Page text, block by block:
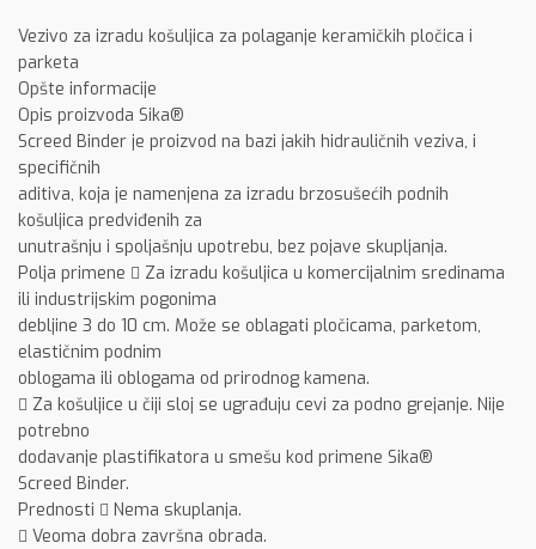
Vezivo za izradu košuljica za polaganje keramičkih pločica i
parketa
Opšte informacije
Opis proizvoda Sika®
Screed Binder je proizvod na bazi jakih hidrauličnih veziva, i
specifičnih
aditiva, koja je namenjena za izradu brzosušećih podnih
košuljica predviđenih za
unutrašnju i spoljašnju upotrebu, bez pojave skupljanja.
Polja primene  Za izradu košuljica u komercijalnim sredinama
ili industrijskim pogonima
debljine 3 do 10 cm. Može se oblagati pločicama, parketom,
elastičnim podnim
oblogama ili oblogama od prirodnog kamena.
 Za košuljice u čiji sloj se ugrađuju cevi za podno grejanje. Nije
potrebno
dodavanje plastifikatora u smešu kod primene Sika®
Screed Binder.
Prednosti  Nema skuplanja.
 Veoma dobra završna obrada.